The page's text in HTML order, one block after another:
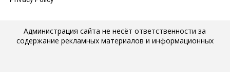
Администрация сайта не несёт ответственности за
содержание рекламных материалов и информационных